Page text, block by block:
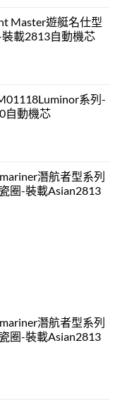
Master遊艇名仕型
載2813自動機芯
系列-
自動機芯
潛航者型系列
圈-裝載Asian2813
潛航者型系列
圈-裝載Asian2813